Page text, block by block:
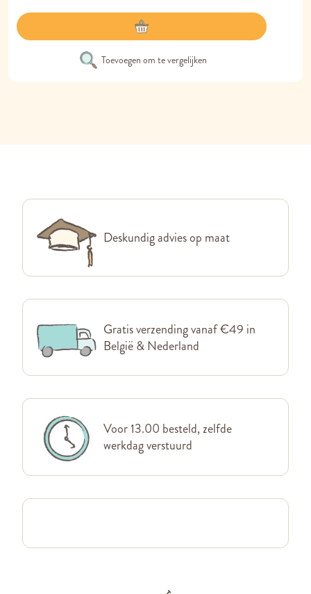
Toevoegen om te vergelijken
Deskundig advies op maat
Gratis verzending vanaf €49 in
België & Nederland
Voor 13.00 besteld, zelfde
werkdag verstuurd